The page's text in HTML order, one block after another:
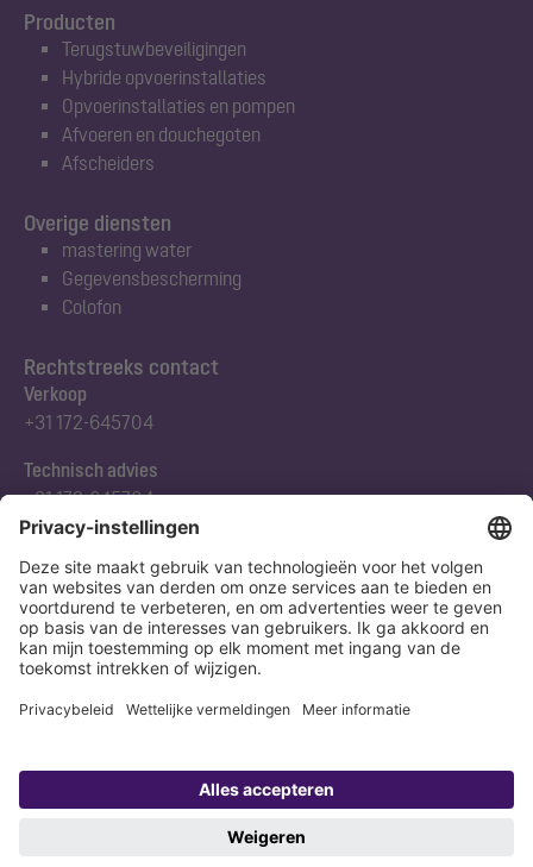
Producten
Terugstuwbeveiligingen
Hybride opvoerinstallaties
Opvoerinstallaties en pompen
Afvoeren en douchegoten
Afscheiders
Rechtstreeks contact
Verkoop
+31 172-645704
Technisch advies
+31 172-645704
Abonneert u zich op onze nieuwsbrief
Nu aanmelden
Overige diensten
mastering water
Gegevensbescherming
Colofon
Copyright 1998-2026 KESSEL SE + Co. KG, Bahnhofstraße 31, 85101 Lenting,
Verklaring Colofon